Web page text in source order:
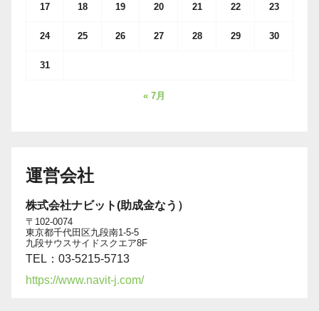
17 18 19 20 21 22 23
24 25 26 27 28 29 30
31
« 7月
運営会社
株式会社ナビット(助成金なう）
〒102-0074
東京都千代田区九段南1-5-5
九段サウスサイドスクエア8F
TEL：03-5215-5713
https://www.navit-j.com/